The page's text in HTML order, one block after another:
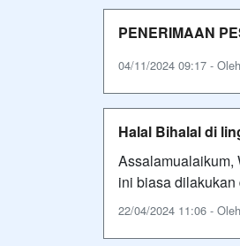
PENERIMAAN
04/11/2024 09:17 -
Halal Bihalal di
ini biasa
22/04/2024 11:06 -